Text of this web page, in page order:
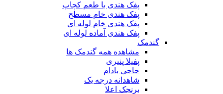
پفک هندی با طعم کچاپ
پفک هندی خام مسطح
پفک هندی خام لوله ای
پفک هندی آماده لوله ای
گندمک
مشاهده همه گندمک ها
پفیلا پنیری
حاجی بادام
شاهدانه درجه یک
برنجک اعلا